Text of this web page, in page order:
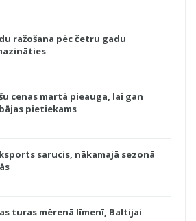
ražošana pēc četru gadu
cenas martā pieauga, lai gan
pietiekams
sarucis, nākamajā sezonā
turas mērenā līmenī, Baltijai